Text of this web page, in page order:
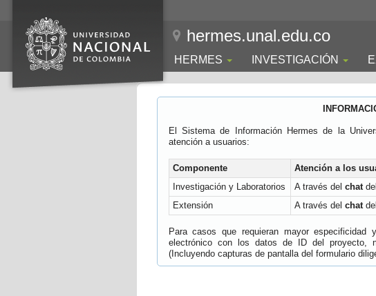
hermes.unal.edu.co
HERMES INVESTIGACIÓN
El Sistema de Información Hermes de la
atención a usuarios:
Componente Atención a los
Investigación y Laboratorios
A través del chat
Extensión
A través del chat
Para casos que requieran mayor
electrónico con los datos de ID del proyecto,
(Incluyendo capturas de pantalla del formulario